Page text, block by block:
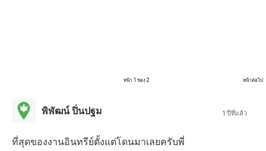
หน้า 1 ของ 2 หน้าต่อไป
พิพัฒน์ ปิ่นปฐม 1 ปีที่แล้ว
ที่สุดของงานอินทรีย์ตั้งแต่โดนมาเลยครับพี่